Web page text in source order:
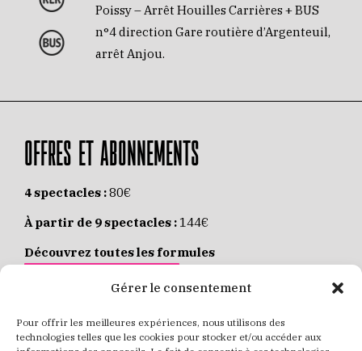
Gérer le consentement
Pour offrir les meilleures expériences, nous utilisons des
technologies telles que les cookies pour stocker et/ou accéder aux
Poissy – Arrêt Houilles Carrières + BUS
n°4 direction Gare routière d’Argenteuil,
arrêt Anjou.
OFFRES ET ABONNEMENTS
4 spectacles :80€
À partir de 9 spectacles : 144€
Découvrez toutes les formules
JE M’ABONNE EN LIGNE
Places individuelles :de 8 à 35€